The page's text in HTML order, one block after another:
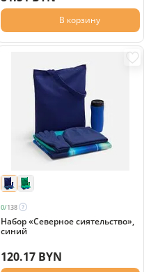
В корзину
0/138
Набор «Северное сиятельство»,
синий
120.17 BYN